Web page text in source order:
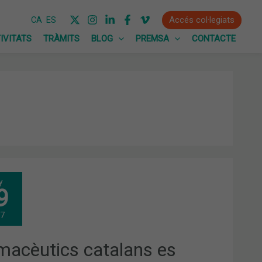
CA ES
Accés col·legiats
TRÀMITS BLOG PREMSA CONTACTE
catalans es